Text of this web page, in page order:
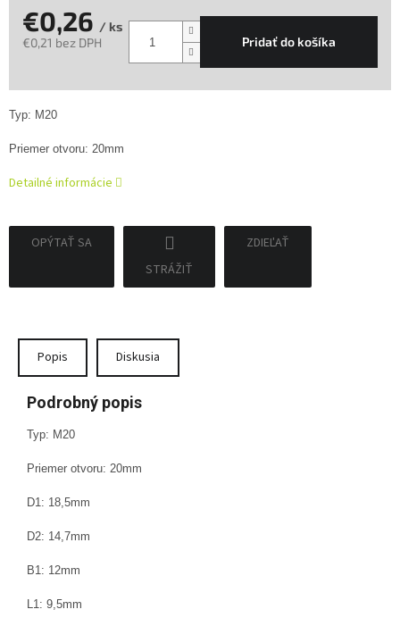
€0,26 / ks
€0,21 bez DPH
Pridať do košíka
Typ: M20
Priemer otvoru: 20mm
Detailné informácie
OPÝTAŤ SA
STRÁŽIŤ
ZDIEĽAŤ
Popis Diskusia
Podrobný popis
Typ: M20
Priemer otvoru: 20mm
D1: 18,5mm
D2: 14,7mm
B1: 12mm
L1: 9,5mm